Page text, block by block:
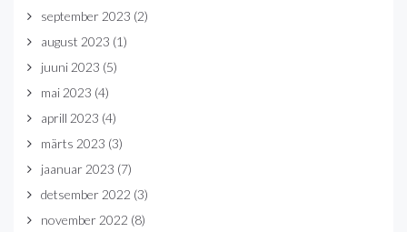
september 2023 (2)
august 2023 (1)
juuni 2023 (5)
mai 2023 (4)
aprill 2023 (4)
märts 2023 (3)
jaanuar 2023 (7)
detsember 2022 (3)
november 2022 (8)